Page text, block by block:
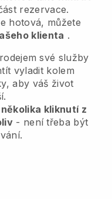
rezervace.
hotová, můžete
klienta .
své služby
vyladit kolem
aby váš život
kliknutí z
- není třeba být